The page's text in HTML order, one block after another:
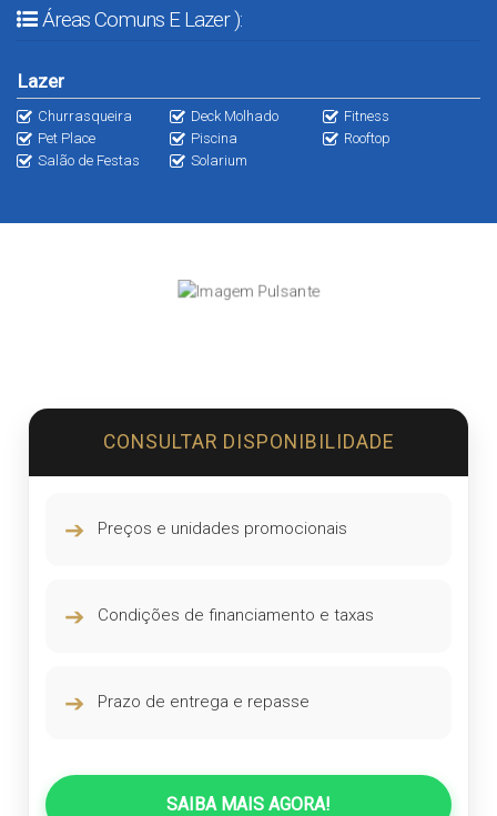
Áreas Comuns E Lazer ):
Lazer
Churrasqueira Deck Molhado
Fitness
Pet Place
Piscina
Rooftop
Salão de Festas
Solarium
CONSULTAR DISPONIBILIDADE
➔ Preços e unidades promocionais
➔ Condições de financiamento e taxas
➔ Prazo de entrega e repasse
SAIBA MAIS AGORA!